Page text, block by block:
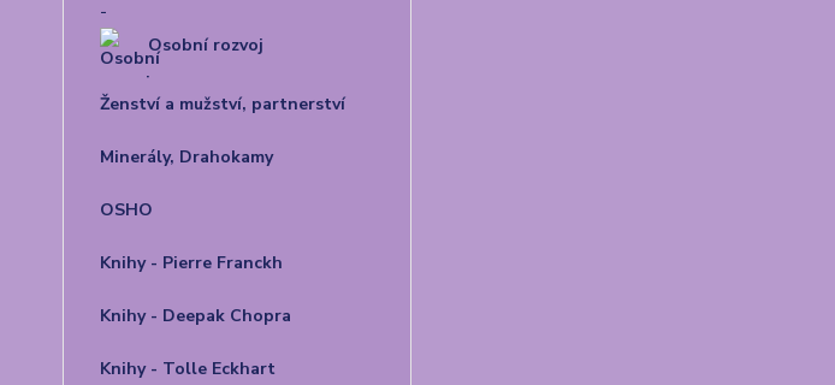
Osobní rozvoj
Ženství a mužství, partnerství
Minerály, Drahokamy
OSHO
Knihy - Pierre Franckh
Knihy - Deepak Chopra
Knihy - Tolle Eckhart